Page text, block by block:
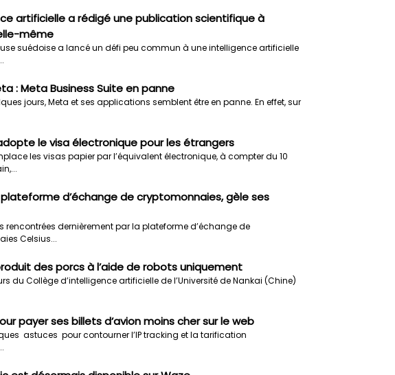
artificielle a rédigé une publication scientifique à
même
suédoise a lancé un défi peu commun à une intelligence artificielle
: Meta Business Suite en panne
jours, Meta et ses applications semblent être en panne. En effet, sur
le visa électronique pour les étrangers
les visas papier par l’équivalent électronique, à compter du 10
plateforme d’échange de cryptomonnaies, gèle ses
rencontrées dernièrement par la plateforme d’échange de
Celsius...
des porcs à l’aide de robots uniquement
du Collège d’intelligence artificielle de l’Université de Nankai (Chine)
payer ses billets d’avion moins cher sur le web
astuces pour contourner l’IP tracking et la tarification